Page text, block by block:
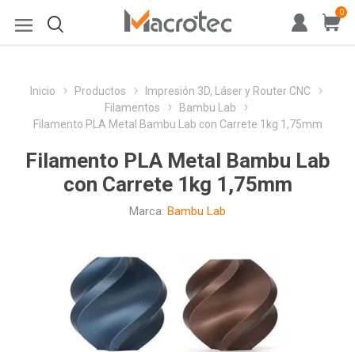
0
Inicio Productos
Impresión 3D, Láser y Router CNC
Filamentos
Bambu Lab
Filamento PLA Metal Bambu Lab con Carrete 1kg 1,75mm
Filamento PLA Metal Bambu Lab
con Carrete 1kg 1,75mm
Marca: Bambu Lab